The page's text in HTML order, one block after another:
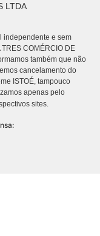
LTDA
independente e sem
COMÉRCIO DE
também que não
cancelamento do
ISTOÉ, tampouco
apenas pelo
sites.